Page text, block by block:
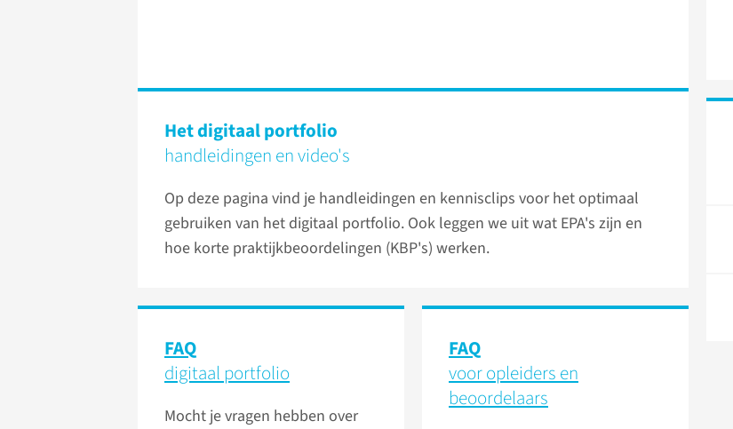
Het digitaal portfolio
handleidingen en video's
Op deze pagina vind je handleidingen en kennisclips voor het optimaal
gebruiken van het digitaal portfolio. Ook leggen we uit wat EPA's zijn en
hoe korte praktijkbeoordelingen (KBP's) werken.
FAQ
digitaal portfolio
Mocht je vragen hebben over
FAQ
voor opleiders en
beoordelaars